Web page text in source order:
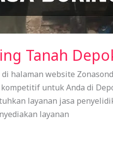
Tanah
halaman website
untuk Anda di
layanan jasa
layanan